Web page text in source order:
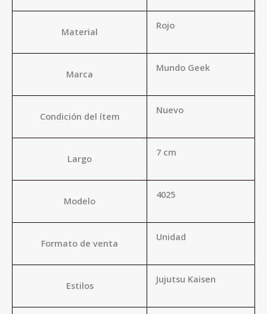
Material
Rojo
Marca
Mundo Geek
Condición del ítem
Nuevo
Largo
7 cm
Modelo
4025
Formato de venta
Unidad
Estilos
Jujutsu Kaisen